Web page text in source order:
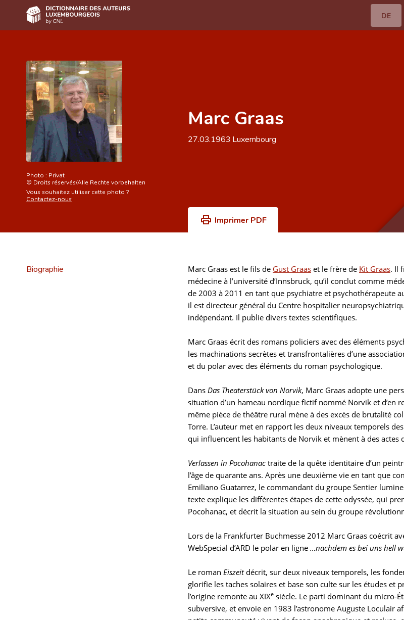
DE
Auteur(e)s A-Z
Recherche avancée
Foire aux questions
CNL
Équipe scientifique
Contact
Photo : Privat
© Droits réservés/Alle Rechte vorbehalten
Vous souhaitez utiliser cette photo ?
Contactez-nous
Marc Graas
27.03.1963 Luxembourg
Imprimer PDF
Biographie Marc Graas est le fils de Gust Graas et le frère de Kit Graas. Il
médecine à l’université d’Innsbruck, qu’il conclut comme
de 2003 à 2011 en tant que psychiatre et psychothérapeute
il est directeur général du Centre hospitalier
indépendant. Il publie divers textes scientifiques.
Marc Graas écrit des romans policiers avec des éléments
les machinations secrètes et transfrontalières d’une
et du polar avec des éléments du roman psychologique.
Dans Das Theaterstück von Norvik, Marc Graas adopte une
situation d’un hameau nordique fictif nommé Norvik et d’en
même pièce de théâtre rural mène à des excès de brutalité
Torre. L’auteur met en rapport les deux niveaux temporels
qui influencent les habitants de Norvik et mènent à des
Verlassen in Pocohanac traite de la quête identitaire d’un
l’âge de quarante ans. Après une deuxième vie en tant que
Emiliano Guatarrez, le commandant du groupe Sentier
texte explique les différentes étapes de cette odyssée, qui
Pocohanac, et décrit la situation au sein du groupe
Lors de la Frankfurter Buchmesse 2012 Marc Graas coécrit
WebSpecial d’ARD le polar en ligne …nachdem es bei uns hell
Le roman Eiszeitdécrit, sur deux niveaux temporels, les
glorifie les taches solaires et base son culte sur les études
l’origine remonte au XIXe siècle. Le parti dominant du micro-
subversive, et envoie en 1983 l’astronome Auguste Loculair